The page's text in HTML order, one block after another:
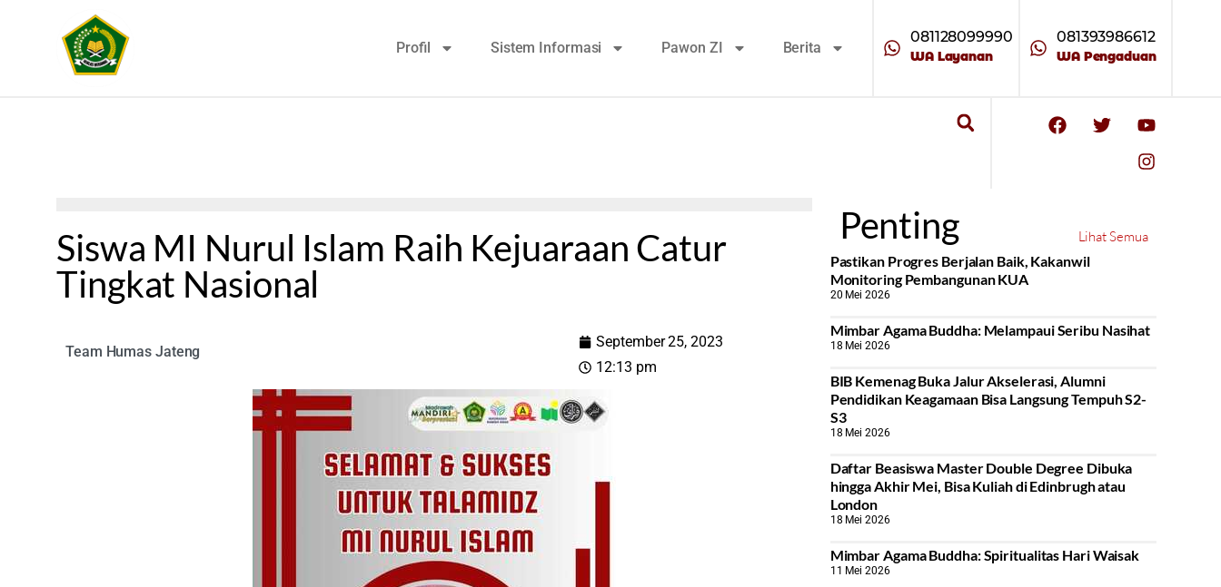
Profil Sistem Informasi Pawon ZI Berita
081128099990
WA Layanan
081393986612
WA Pengaduan
Siswa MI Nurul Islam Raih Kejuaraan Catur
Tingkat Nasional
Team Humas Jateng
September 25, 2023
12:13 pm
Penting
Lihat Semua
Pastikan Progres Berjalan Baik, Kakanwil
Monitoring Pembangunan KUA
20 Mei 2026
Mimbar Agama Buddha: Melampaui Seribu Nasihat
18 Mei 2026
BIB Kemenag Buka Jalur Akselerasi, Alumni
Pendidikan Keagamaan Bisa Langsung Tempuh S2-
S3
18 Mei 2026
Daftar Beasiswa Master Double Degree Dibuka
hingga Akhir Mei, Bisa Kuliah di Edinbrugh atau
London
18 Mei 2026
Mimbar Agama Buddha: Spiritualitas Hari Waisak
11 Mei 2026